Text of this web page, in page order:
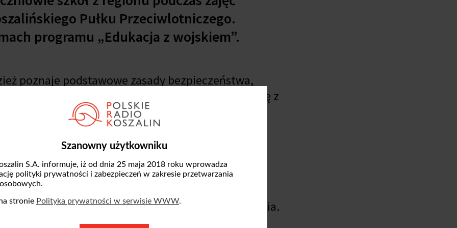
Szanowny użytkowniku
S.A. informuje, iż od dnia 25 maja 2018 roku wprowadza
polityki prywatności i zabezpieczeń w zakresie przetwarzania
stronie Polityka prywatności w serwisie WWW.
Pułku Przeciwlotniczego.
programu „Edukacja z wojskiem”.
poznaje podstawowe zasady bezpieczeństwa,
udzielania pierwszej pomocy. Zajęcia łączą teorię z
że wiedza jest łatwiejsza do przyswojenia.
odbywać się częściej, przynajmniej raz w
lata - mówili uczniowie.
Pułku Przeciwlotniczego, celem
do właściwego reagowania w sytuacjach zagrożenia.